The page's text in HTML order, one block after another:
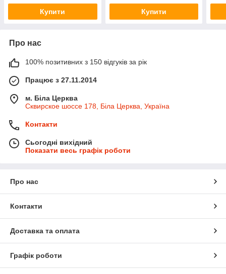
Купити Купити
Про нас
100% позитивних з 150 відгуків за рік
Працює з 27.11.2014
м. Біла Церква
Сквирское шоссе 178, Біла Церква, Україна
Контакти
Сьогодні вихідний
Показати весь графік роботи
Про нас
Контакти
Доставка та оплата
Графік роботи